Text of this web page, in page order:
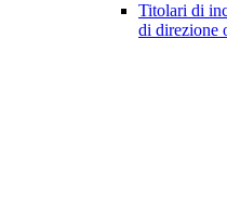
Titolari di
di direzione